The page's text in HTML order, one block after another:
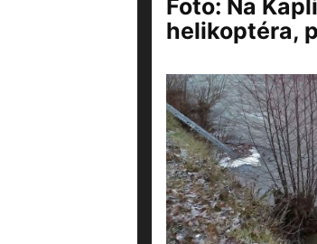
Foto: Na
helikoptéra,